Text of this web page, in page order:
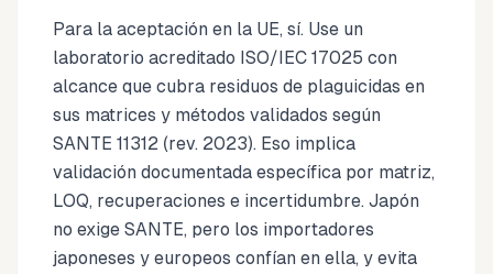
Para la aceptación en la UE, sí. Use un
laboratorio acreditado ISO/IEC 17025 con
alcance que cubra residuos de plaguicidas en
sus matrices y métodos validados según
SANTE 11312 (rev. 2023). Eso implica
validación documentada específica por matriz,
LOQ, recuperaciones e incertidumbre. Japón
no exige SANTE, pero los importadores
japoneses y europeos confían en ella, y evita